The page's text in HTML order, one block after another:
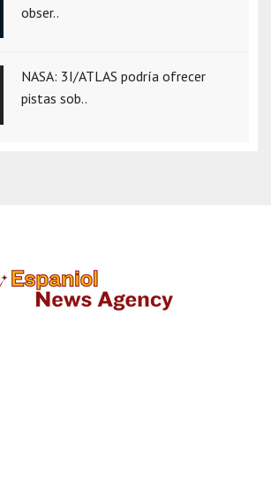
obser..
NASA: 3I/ATLAS podría ofrecer
pistas sob..